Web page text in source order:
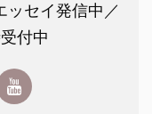
セイ発信中／
付中